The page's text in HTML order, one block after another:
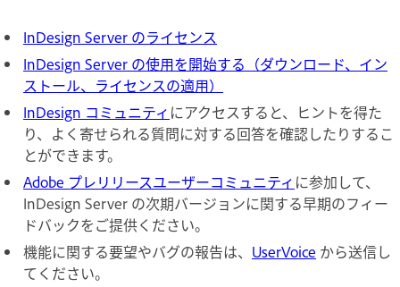
InDesign Server のライセンス
InDesign Server の使用を開始する（ダウンロード、イン
ストール、ライセンスの適用）
InDesign コミュニティ にアクセスすると、ヒントを得た
り、よく寄せられる質問に対する回答を確認したりするこ
とができます。
Adobe プレリリースユーザーコミュニティ に参加して、
InDesign Server の次期バージョンに関する早期のフィー
ドバックをご提供ください。
機能に関する要望やバグの報告は、 UserVoice から送信し
てください。